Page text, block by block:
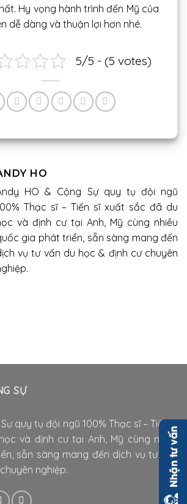
Hy vọng hành trình đến Mỹ của
dễ dàng và thuận lợi hơn nhé.
5/5 - (5 votes)
HO
HO & Cộng Sự quy tụ đội ngũ
Thạc sĩ – Tiến sĩ xuất sắc đã du
và định cư tại Anh, Mỹ cùng nhiều
gia phát triển, sẵn sàng mang đến
vụ tư vấn du học & định cư chuyên
SỰ
quy tụ đội ngũ 100% Thạc sĩ – Tiến sĩ
và định cư tại Anh, Mỹ cùng nhiều
sẵn sàng mang đến dịch vụ tư vấn
nghiệp.